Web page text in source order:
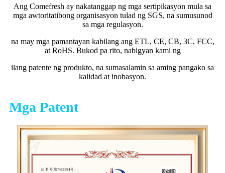
Ang Comefresh ay nakatanggap ng mga sertipikasyon mula sa
mga awtoritatibong organisasyon tulad ng SGS, na sumusunod
sa mga regulasyon.
na may mga pamantayan kabilang ang ETL, CE, CB, 3C, FCC,
at RoHS. Bukod pa rito, nabigyan kami ng
ilang patente ng produkto, na sumasalamin sa aming pangako sa
kalidad at inobasyon.
Mga Patent